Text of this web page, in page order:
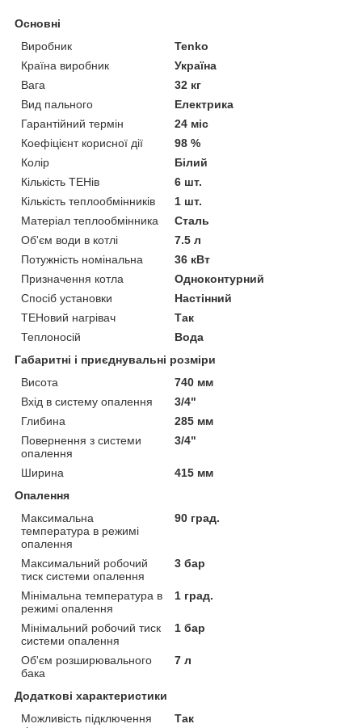
Основні
Виробник
Tenko
Країна виробник
Україна
Вага
32 кг
Вид пального
Електрика
Гарантійний термін
24 міс
Коефіцієнт корисної дії
98 %
Колір
Білий
Кількість ТЕНів
6 шт.
Кількість теплообмінників
1 шт.
Матеріал теплообмінника
Сталь
Об'єм води в котлі
7.5 л
Потужність номінальна
36 кВт
Призначення котла
Одноконтурний
Спосіб установки
Настінний
ТЕНовий нагрівач
Так
Теплоносій
Вода
Габаритні і приєднувальні розміри
Висота
740 мм
Вхід в систему опалення
3/4"
Глибина
285 мм
Повернення з системи
опалення
3/4"
Ширина
415 мм
Опалення
Максимальна
температура в режимі
опалення
90 град.
Максимальний робочий
тиск системи опалення
3 бар
Мінімальна температура в
режимі опалення
1 град.
Мінімальний робочий тиск
системи опалення
1 бар
Об'єм розширювального
бака
7 л
Додаткові характеристики
Можливість підключення
Так